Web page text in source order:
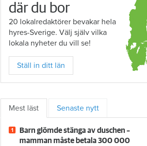
där du bor
20 lokalredaktörer bevakar hela
hyres-Sverige. Välj själv vilka
lokala nyheter du vill se!
Ställ in ditt län
Mest läst Senaste nytt
Barn glömde stänga av duschen –
mamman måste betala 300 000